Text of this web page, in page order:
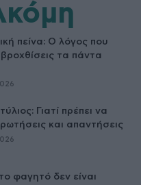
πείνα: Ο λόγος που
τα πάντα
Γιατί πρέπει να
και απαντήσεις
φαγητό δεν είναι